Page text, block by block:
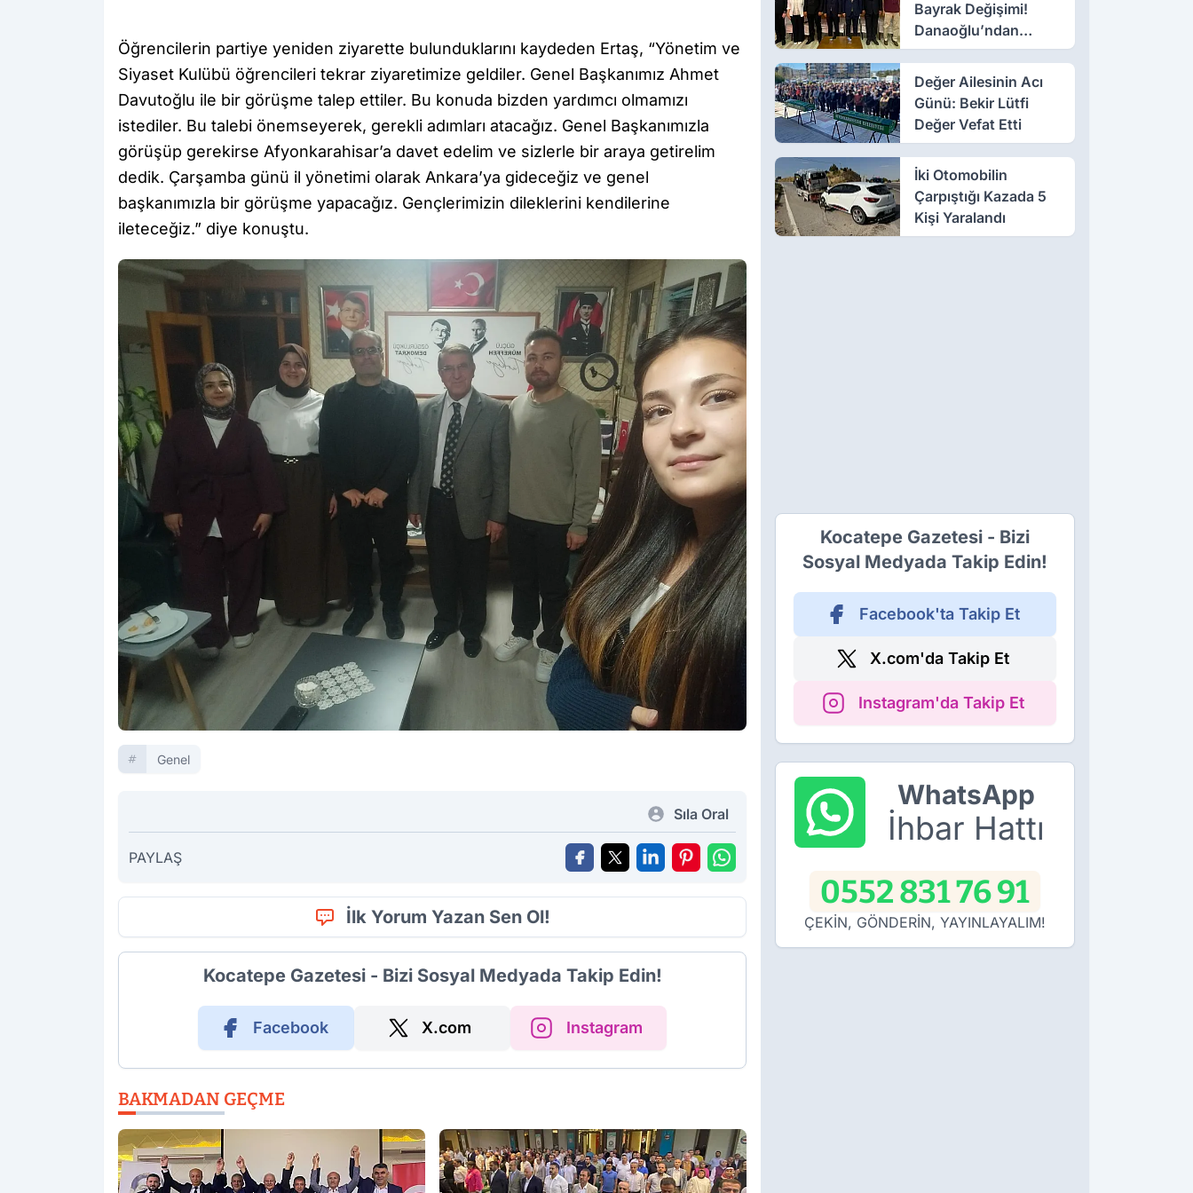
Öğrencilerin partiye yeniden ziyarette bulunduklarını kaydeden Ertaş, “Yönetim ve
Siyaset Kulübü öğrencileri tekrar ziyaretimize geldiler. Genel Başkanımız Ahmet
Davutoğlu ile bir görüşme talep ettiler. Bu konuda bizden yardımcı olmamızı
istediler. Bu talebi önemseyerek, gerekli adımları atacağız. Genel Başkanımızla
görüşüp gerekirse Afyonkarahisar’a davet edelim ve sizlerle bir araya getirelim
dedik. Çarşamba günü il yönetimi olarak Ankara’ya gideceğiz ve genel
başkanımızla bir görüşme yapacağız. Gençlerimizin dileklerini kendilerine
ileteceğiz.” diye konuştu.
Genel
Sıla Oral
PAYLAŞ
İlk Yorum Yazan Sen Ol!
Kocatepe Gazetesi - Bizi Sosyal Medyada Takip Edin!
Facebook X.com Instagram
BAKMADAN GEÇME
Bayrak Değişimi!
Danaoğlu’ndan
Dikkat Çeken Mesaj
Değer Ailesinin Acı
Günü: Bekir Lütfi
Değer Vefat Etti
İki Otomobilin
Çarpıştığı Kazada 5
Kişi Yaralandı
Kocatepe Gazetesi - Bizi
Sosyal Medyada Takip Edin!
Facebook'ta Takip Et
X.com'da Takip Et
Instagram'da Takip Et
WhatsApp
İhbar Hattı
0552 831 76 91
ÇEKİN, GÖNDERİN, YAYINLAYALIM!